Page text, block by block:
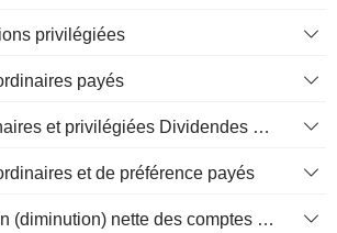
privilégiées
payés
Actions ordinaires et privilégiées Dividendes versésDividendes ordinaires et de préférence payés
et de préférence payés
Augmentation (diminution) nette des comptes de dépôt - (CF)